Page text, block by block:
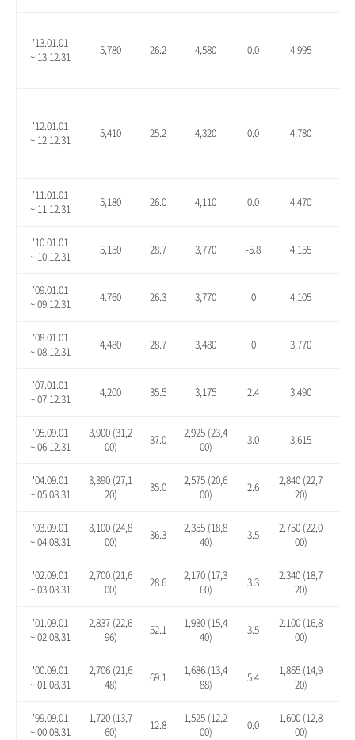
'13.01.01
~'13.12.31
5,780 26.2 4,580 0.0 4,995
'12.01.01
~'12.12.31
5,410 25.2 4,320 0.0 4,780
'11.01.01
~'11.12.31
5,180 26.0 4,110 0.0 4,470
'10.01.01
~'10.12.31
5,150 28.7 3,770 -5.8 4,155
'09.01.01
~'09.12.31
4.760 26.3 3,770 0 4,105
'08.01.01
~'08.12.31
4,480 28.7 3,480 0 3,770
'07.01.01
~'07.12.31
4,200 35.5 3,175 2.4 3,490
'05.09.01
~'06.12.31
3,900 (31,2
00)
37.0
2,925 (23,4
00)
3.0 3,615
'04.09.01
~'05.08.31
3,390 (27,1
20)
35.0
2,575 (20,6
00)
2.6
2,840 (22,7
20)
'03.09.01
~'04.08.31
3,100 (24,8
00)
36.3
2,355 (18,8
40)
3.5
2.750 (22,0
00)
'02.09.01
~'03.08.31
2,700 (21,6
00)
28.6
2,170 (17,3
60)
3.3
2.340 (18,7
20)
'01.09.01
~'02.08.31
2,837 (22,6
96)
52.1
1,930 (15,4
40)
3.5
2.100 (16,8
00)
'00.09.01
~'01.08.31
2,706 (21,6
48)
69.1
1,686 (13,4
88)
5.4
1,865 (14,9
20)
'99.09.01
~'00.08.31
1,720 (13,7
60)
12.8
1,525 (12,2
00)
0.0
1,600 (12,8
00)